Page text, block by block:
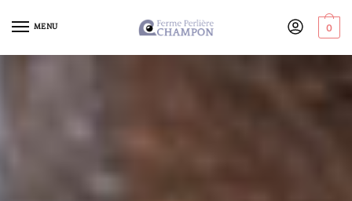
MENU 0